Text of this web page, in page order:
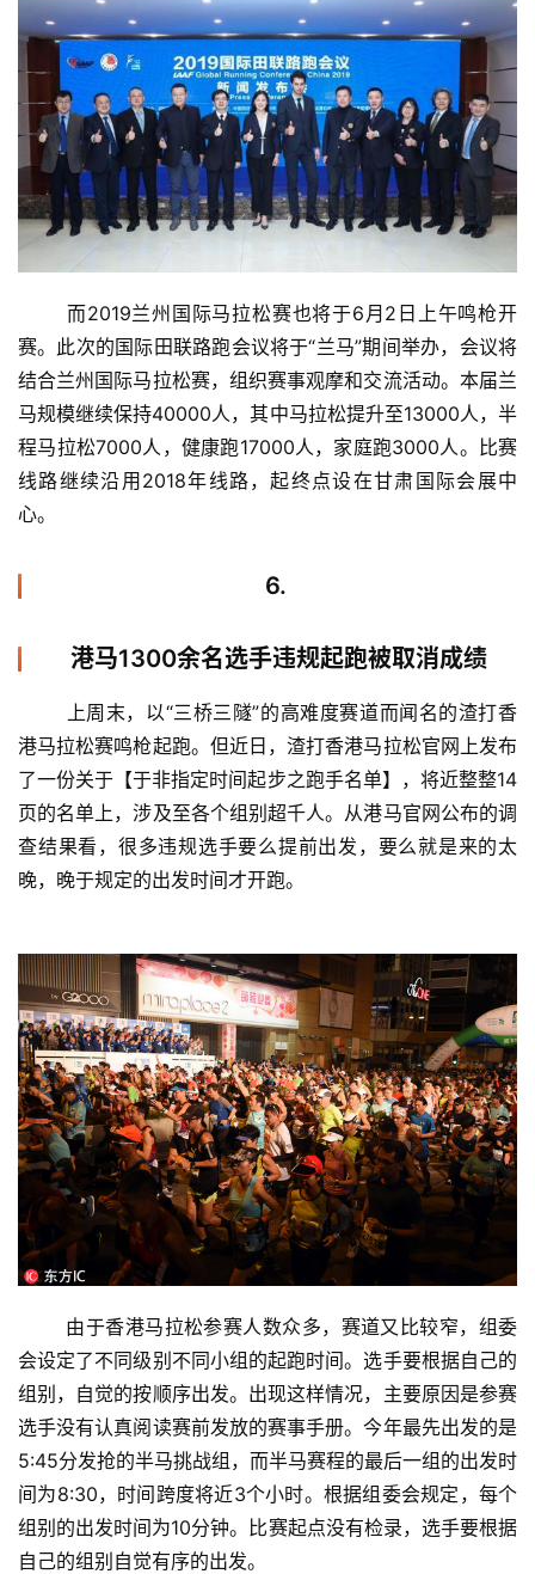
比
赛
察
装
备
训
练
赛。此次的国际田联路跑会议将于“兰马”期间举办，会议将
结合兰州国际马拉松赛，组织赛事观摩和交流活动。本届兰
马规模继续保持40000人，其中马拉松提升至13000人，半
程马拉松7000人，健康跑17000人，家庭跑3000人。比赛
线路继续沿用2018年线路，起终点设在甘肃国际会展中
心。
6.
港马1300余名选手违规起跑被取消成绩
港马拉松赛鸣枪起跑。但近日，渣打香港马拉松官网上发布
了一份关于【于非指定时间起步之跑手名单】，将近整整14
页的名单上，涉及至各个组别超千人。从港马官网公布的调
查结果看，很多违规选手要么提前出发，要么就是来的太
晚，晚于规定的出发时间才开跑。
会设定了不同级别不同小组的起跑时间。选手要根据自己的
组别，自觉的按顺序出发。出现这样情况，主要原因是参赛
选手没有认真阅读赛前发放的赛事手册。今年最先出发的是
5:45分发抢的半马挑战组，而半马赛程的最后一组的出发时
间为8:30，时间跨度将近3个小时。根据组委会规定，每个
组别的出发时间为10分钟。比赛起点没有检录，选手要根据
自己的组别自觉有序的出发。